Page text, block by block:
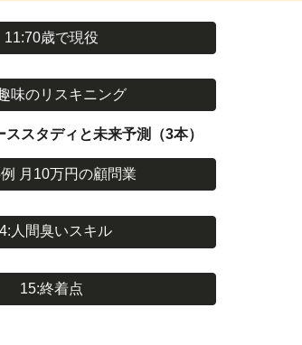
11:70歳で現役
味のリスキニング
ススタディと未来予測（3本）
月10万円の顧問業
人間臭いスキル
15:終着点